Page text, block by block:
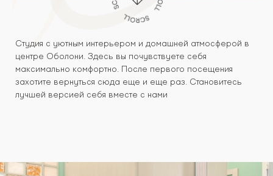
Cтудия с уютным интерьером и домашней атмосферой в
центре Оболони. Здесь вы почувствуете себя
максимально комфортно. После первого посещения
захотите вернуться сюда еще и еще раз. Становитесь
лучшей версией себя вместе с нами